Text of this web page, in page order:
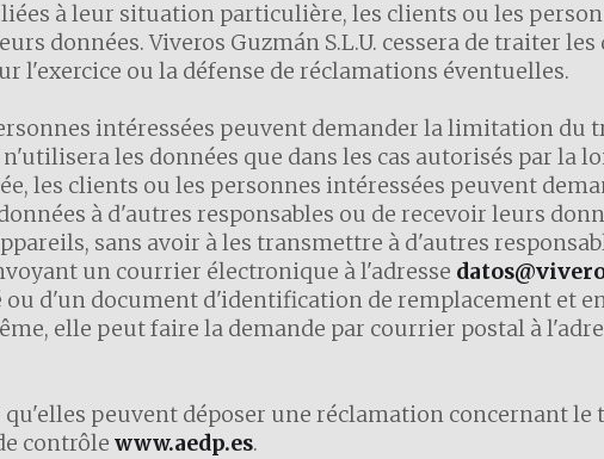
à leur situation particulière, les clients ou les
données. Viveros Guzmán S.L.U. cessera de traiter les
l'exercice ou la défense de réclamations éventuelles.
intéressées peuvent demander la limitation du
les données que dans les cas autorisés par la
les clients ou les personnes intéressées peuvent
à d'autres responsables ou de recevoir leurs
sans avoir à les transmettre à d'autres
un courrier électronique à l'adresse
d'un document d'identification de remplacement et
elle peut faire la demande par courrier postal à
peuvent déposer une réclamation concernant le
contrôle www.aedp.es.